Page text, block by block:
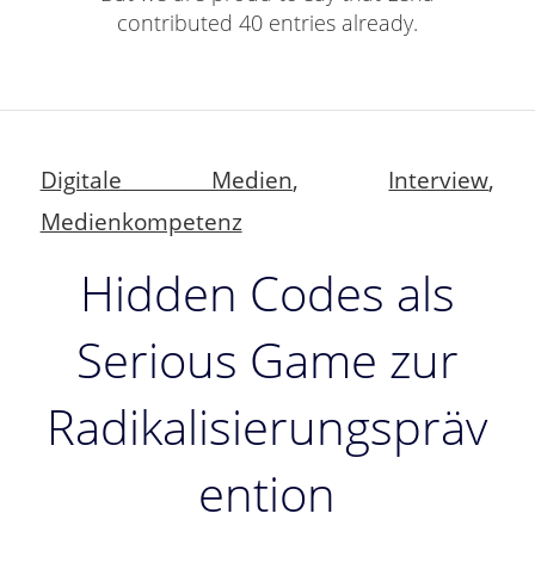
contributed 40 entries already.
Digitale Medien, Interview,
Medienkompetenz
Hidden Codes als
Serious Game zur
Radikalisierungspräv
ention